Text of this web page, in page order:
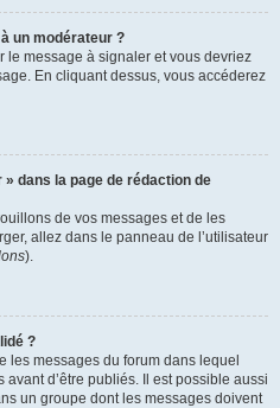
un modérateur ?
le message à signaler et vous devriez
En cliquant dessus, vous accéderez
dans la page de rédaction de
de vos messages et de les
allez dans le panneau de l’utilisateur
).
?
les messages du forum dans lequel
d’être publiés. Il est possible aussi
un groupe dont les messages doivent